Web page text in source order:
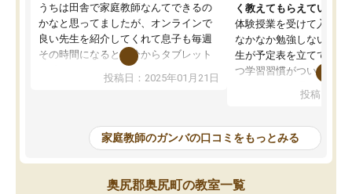
うちは田舎で家庭教師なんてできるの
かなと思ってましたが、オンラインで
良い先生を紹介してくれて息子も毎週
その時間になると自分からタブレット
を開いてzoomを繋げるようになりまし
た！5科目なんでもOKなのもとても気
めて1年ほどだった今では平均点以上の
科目が増えてきました！あと1年受験ま
であるので無料の週末教室を使用しな
がら頑張って欲しいと思います！
投稿日：2025年01月21日
く教えてもらえている
体験授業を受けて入塾し
なかなか勉強しない息子
生が予定表を立ててくれ
つ学習習慣がついてきま
指導が無い日も予定表
問できるのでとても助か
投稿日：
家庭教師のガンバの口コミをもっとみる
奥尻郡奥尻町の教室一覧